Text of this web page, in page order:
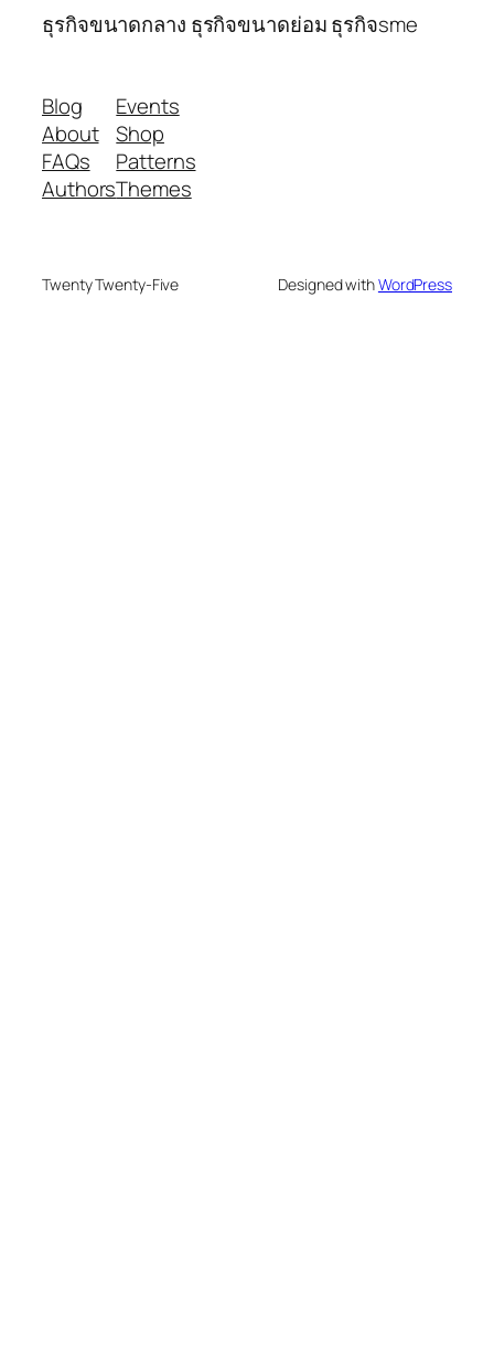
ธุรกิจขนาดกลาง ธุรกิจขนาดย่อม ธุรกิจsme
Blog
About
FAQs
Authors
Events
Shop
Patterns
Themes
Twenty Twenty-Five Designed withWordPress